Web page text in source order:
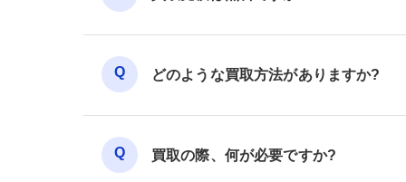
どのような買取方法がありますか?
買取の際、何が必要ですか?